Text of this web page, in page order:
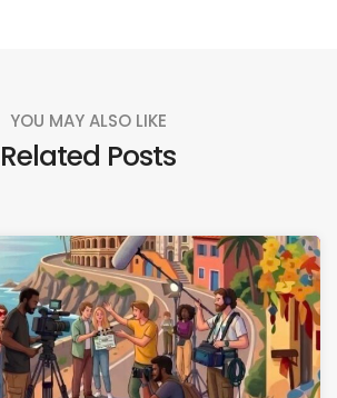
YOU MAY ALSO LIKE
Related Posts